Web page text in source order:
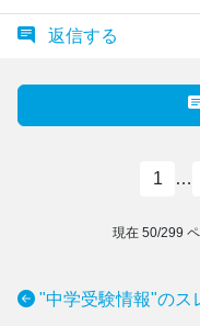
返信する
1 …
現在 50/299
"中学受験情報"のス